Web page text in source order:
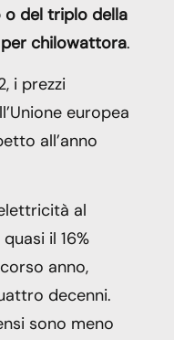
o del triplo della
chilowattora.
i prezzi
europea
all’anno
al
il 16%
anno,
decenni.
sono meno